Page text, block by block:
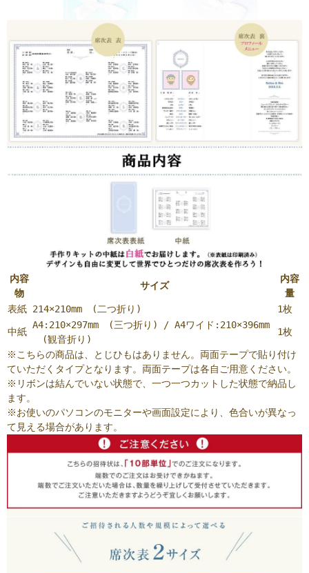
内容
物
サイズ
内容
量
表紙 214×210mm (二つ折り) 1枚
中紙
A4:210×297mm (三つ折り) / A4ワイド:210×396mm
(観音折り)
1枚
※こちらの商品は、とじひもはありません。両面テープで貼り付け
ていただくタイプとなります。両面テープは各自ご用意ください。
※リボンは結んでいない状態で、一つ一つカットした状態で納品し
ます。
※お使いのパソコンのモニターや画面設定により、色合いが異なっ
て見える場合があります。